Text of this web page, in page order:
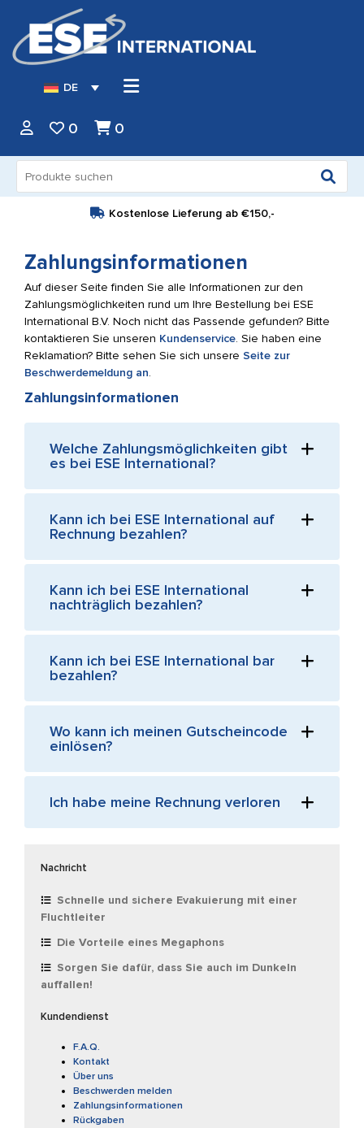
DE
0 0
nach:
Kostenlose Lieferung ab €150,-
Zahlungsinformationen
Auf dieser Seite finden Sie alle Informationen zur den
Zahlungsmöglichkeiten rund um Ihre Bestellung bei ESE
International B.V. Noch nicht das Passende gefunden? Bitte
kontaktieren Sie unseren Kundenservice. Sie haben eine
Reklamation? Bitte sehen Sie sich unsere Seite zur
Beschwerdemeldung an.
Zahlungsinformationen
Welche Zahlungsmöglichkeiten gibt
es bei ESE International?
Kann ich bei ESE International auf
Rechnung bezahlen?
Kann ich bei ESE International
nachträglich bezahlen?
Kann ich bei ESE International bar
bezahlen?
Wo kann ich meinen Gutscheincode
einlösen?
Ich habe meine Rechnung verloren
Nachricht
Schnelle und sichere Evakuierung mit einer
Fluchtleiter
Die Vorteile eines Megaphons
Sorgen Sie dafür, dass Sie auch im Dunkeln
auffallen!
Kundendienst
F.A.Q.
Kontakt
Über uns
Beschwerden melden
Zahlungsinformationen
Rückgaben